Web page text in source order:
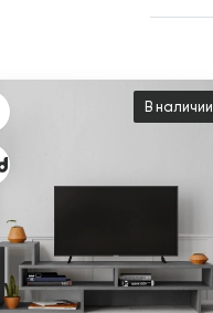
В наличии